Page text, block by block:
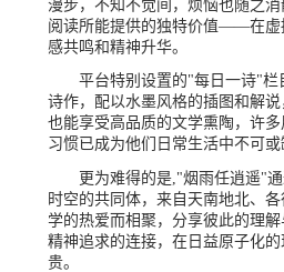
漫步，不知不觉间，烦恼也随之
阅读所能提供的独特价值——在虚
感共鸣和精神升华。
平台特别设置的"每日一诗"栏
诗作，配以水墨风格的插图和解
也能享受高品质的文学熏陶，许
习惯已成为他们日常生活中不可或
更为难得的是,"烟雨任逍遥"
时空的共同体，来自天南地北、
学的热爱而相聚，分享彼此的理
精神追求的连接，在日益原子化
贵。